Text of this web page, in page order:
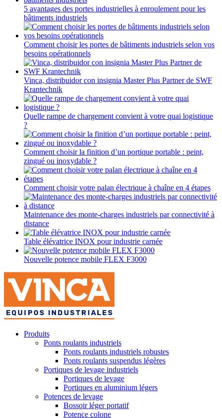
5 avantages des portes industrielles à enroulement pour les
bâtiments industriels
Comment choisir les portes de bâtiments industriels selon vos
besoins opérationnels
Vinca, distribuidor con insignia Master Plus Partner de SWF
Krantechnik
Quelle rampe de chargement convient à votre quai logistique
?
Comment choisir la finition d’un portique portable : peint,
zingué ou inoxydable ?
Comment choisir votre palan électrique à chaîne en 4 étapes
Maintenance des monte-charges industriels par connectivité à
distance
Table élévatrice INOX pour industrie carnée
Nouvelle potence mobile FLEX F3000
Produits
Ponts roulants industriels
Ponts roulants industriels robustes
Ponts roulants suspendus légères
Portiques de levage industriels
Portiques de levage
Portiques en aluminium légers
Potences de levage
Bossoir léger portatif
Potence colone